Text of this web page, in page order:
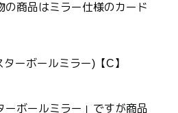
の商品はミラー仕様のカード
ーボールミラー)【C】
ーボールミラー」ですが商品